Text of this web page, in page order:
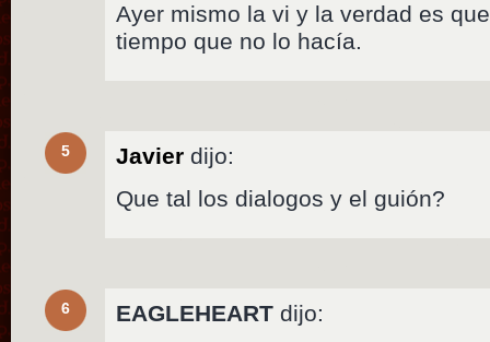
Ayer mismo la vi y la verdad es
tiempo que no lo hacía.
5 Javier dijo:
Que tal los dialogos y el guión?
6 EAGLEHEART dijo: